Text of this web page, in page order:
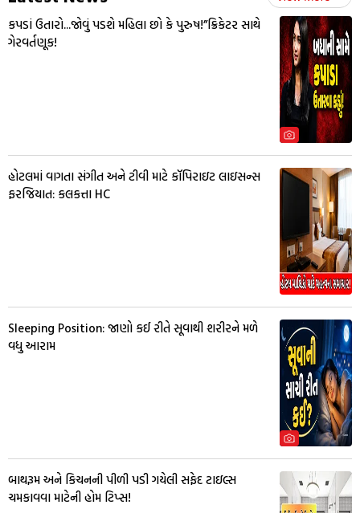
કપડાં ઉતારો...જોવું પડશે મહિલા છો કે પુરુષ!”ક્રિકેટર સાથે
ગેરવર્તણૂક!
હોટલમાં વાગતા સંગીત અને ટીવી માટે કૉપિરાઇટ લાઇસન્સ
ફરજિયાત: કલકત્તા HC
Sleeping Position: જાણો કઈ રીતે સૂવાથી શરીરને મળે
વધુ આરામ
બાથરૂમ અને કિચનની પીળી પડી ગયેલી સફેદ ટાઇલ્સ
ચમકાવવા માટેની હોમ ટિપ્સ!